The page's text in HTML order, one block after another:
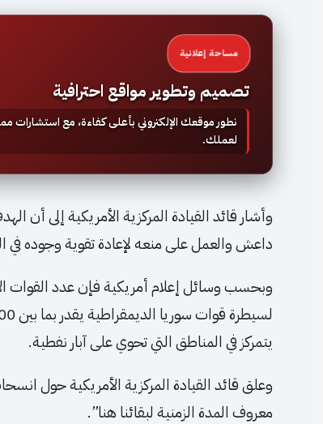
مساحة إعلانية
تصميم وتطوير مواقع احترافية
نطور موقعك الإلكتروني بأعلى كفاءة، مع استشارات
لعملك.
وأشار قائد القيادة المركزية الأمريكية إلى أن
داعش والعمل على منعه لإعادة تقوية وجوده في
وبحسب وسائل إعلام أمريكية فإن عدد القوات
يتمركز في المناطق التي تحوي على آبار نفطية.
وعلق قائد القيادة المركزية الأمريكية حول
معروف المدة الزمنية لبقائنا هنا”.